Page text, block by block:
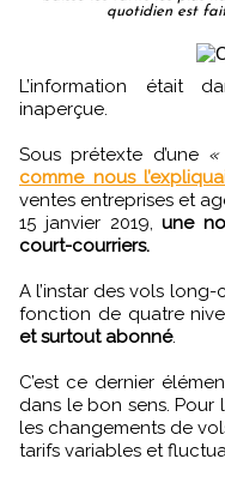
quotidien est
L’information était dans un premier temps passée
inaperçue.
Sous prétexte d’une«
comme nous
ventes entreprises et
15 janvier 2019,une
court-courriers.
A l’instar des vols long-
fonction de quatre
et surtout abonné.
C’est ce dernier
dans le bon sens. Pour
les changements de
tarifs variables et